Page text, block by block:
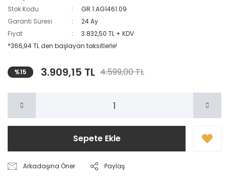
Stok Kodu
GR.1.AG1461.09
Garanti Süresi
24 Ay
Fiyat
3.832,50 TL + KDV
*366,94 TL den başlayan taksitlerle!
%15 3.909,15 TL 4.599,00 TL
Sepete Ekle
Arkadaşına Öner Paylaş